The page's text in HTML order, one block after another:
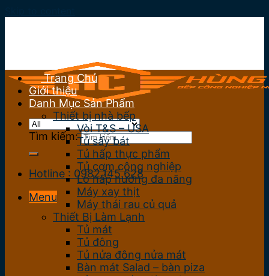
Tìm kiếm:
Hotline : 0982.145.628
Menu
Trang Chủ
Giới thiệu
Danh Mục Sản Phẩm
Thiết bị nhà bếp
Vòi T&S – USA
Tủ sấy bát
Tủ hấp thực phẩm
Tủ cơm công nghiệp
Lò hấp nướng đa năng
Máy xay thịt
Máy thái rau củ quả
Thiết Bị Làm Lạnh
Tủ mát
Tủ đông
Tủ nửa đông nửa mát
Bàn mát Salad – bàn piza